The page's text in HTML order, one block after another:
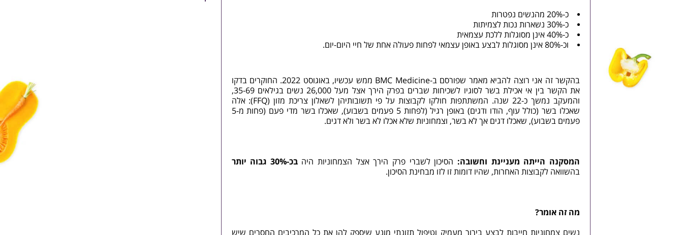
כ-20% מהנשים נפטרות
כ-30% נשארות נכות לצמיתות
כ-40% אינן מסוגלות ללכת עצמאית
וכ-80% אינן מסוגלות לבצע באופן עצמאי לפחות פעולה אחת של חיי היום-יום.
בהקשר זה אני רוצה להביא מאמר שפורסם ב-BMC Medicine ממש עכשיו, באוגוסט 2022. החוקרים בדקו
את הקשר בין אי אכילת בשר לסוגיו לשכיחות שברים בפרק הירך אצל מעל 26,000 נשים בגילאים 35-69,
והמעקב נמשך כ-22 שנה. המשתתפות חולקו לקבוצות על פי תשובותיהן לשאלון צריכת מזון (FFQ): אלה
שאכלו בשר (כולל עוף, הודו ודגים) באופן רגיל (לפחות 5 פעמים בשבוע), שאכלו בשר מדי פעם (פחות מ-5
פעמים בשבוע), שאכלו דגים אך לא בשר, וצמחוניות שלא אכלו לא בשר ולא דגים.
המסקנה הייתה מעניינת וחשובה: הסיכון לשברי פרק הירך אצל הצמחוניות היהבכ-30% גבוה יותר
בהשוואה לקבוצות האחרות, שהיו דומות זו לזו מבחינת הסיכון.
מה זה אומר?
נשים צמחוניות חייבות לבצע בירור מעמיק וטיפול תזונתי מונע שיספק להן את כל המרכיבים החסרים שיש